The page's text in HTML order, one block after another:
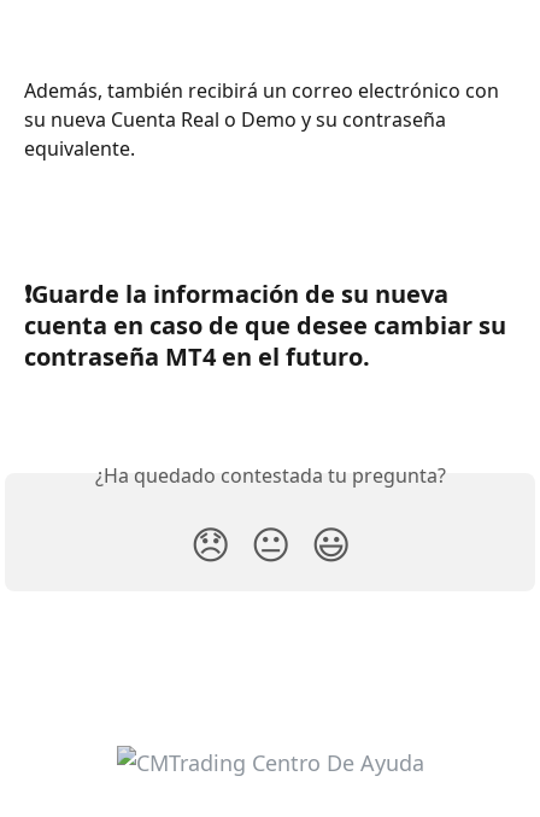
Además, también recibirá un correo electrónico con
su nueva Cuenta Real o Demo y su contraseña
equivalente.
❗️Guarde la información de su nueva
cuenta en caso de que desee cambiar su
contraseña MT4 en el futuro.
¿Ha quedado contestada tu pregunta?
😞 😐 😃